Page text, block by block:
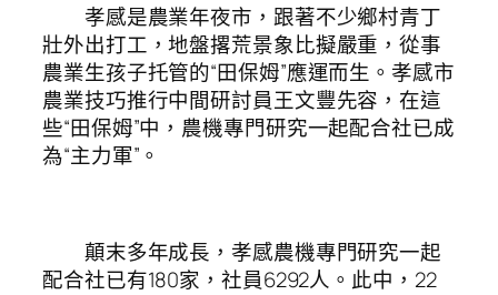
孝感是農業年夜市，跟著不少鄉村青丁
壯外出打工，地盤撂荒景象比擬嚴重，從事
農業生孩子托管的“田保姆”應運而生。孝感市
農業技巧推行中間研討員王文豐先容，在這
些“田保姆”中，農機專門研究一起配合社已成
為“主力軍”。
顛末多年成長，孝感農機專門研究一起
配合社已有180家，社員6292人。此中，22